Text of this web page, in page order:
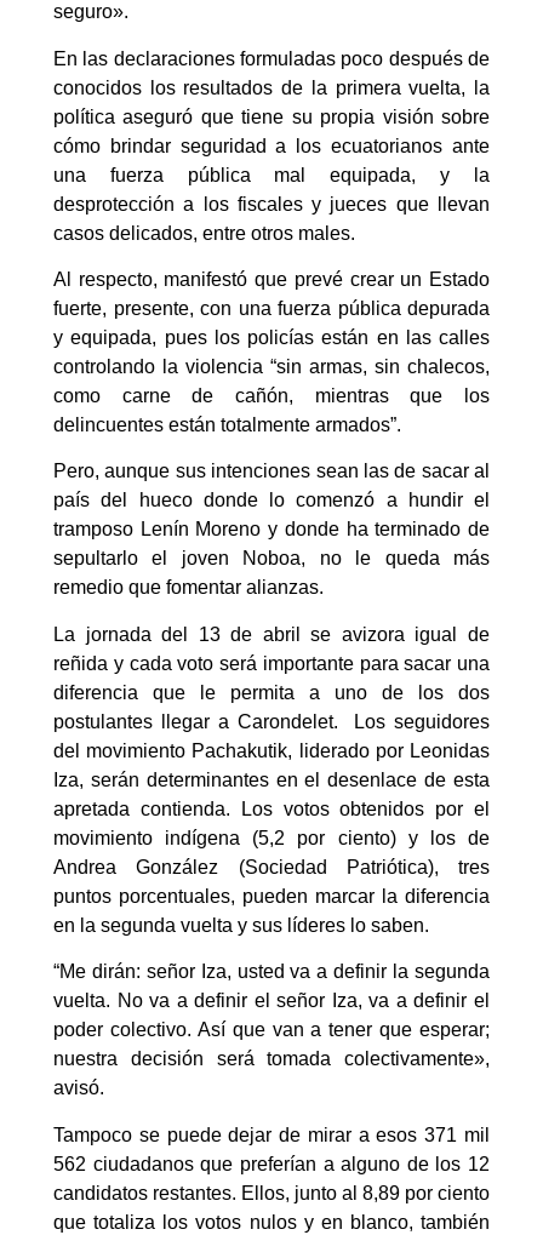
seguro».
En las declaraciones formuladas poco después de
conocidos los resultados de la primera vuelta, la
política aseguró que tiene su propia visión sobre
cómo brindar seguridad a los ecuatorianos ante
una fuerza pública mal equipada, y la
desprotección a los fiscales y jueces que llevan
casos delicados, entre otros males.
Al respecto, manifestó que prevé crear un Estado
fuerte, presente, con una fuerza pública depurada
y equipada, pues los policías están en las calles
controlando la violencia “sin armas, sin chalecos,
como carne de cañón, mientras que los
delincuentes están totalmente armados”.
Pero, aunque sus intenciones sean las de sacar al
país del hueco donde lo comenzó a hundir el
tramposo Lenín Moreno y donde ha terminado de
sepultarlo el joven Noboa, no le queda más
remedio que fomentar alianzas.
La jornada del 13 de abril se avizora igual de
reñida y cada voto será importante para sacar una
diferencia que le permita a uno de los dos
postulantes llegar a Carondelet. Los seguidores
del movimiento Pachakutik, liderado por Leonidas
Iza, serán determinantes en el desenlace de esta
apretada contienda. Los votos obtenidos por el
movimiento indígena (5,2 por ciento) y los de
Andrea González (Sociedad Patriótica), tres
puntos porcentuales, pueden marcar la diferencia
en la segunda vuelta y sus líderes lo saben.
“Me dirán: señor Iza, usted va a definir la segunda
vuelta. No va a definir el señor Iza, va a definir el
poder colectivo. Así que van a tener que esperar;
nuestra decisión será tomada colectivamente»,
avisó.
Tampoco se puede dejar de mirar a esos 371 mil
562 ciudadanos que preferían a alguno de los 12
candidatos restantes. Ellos, junto al 8,89 por ciento
que totaliza los votos nulos y en blanco, también